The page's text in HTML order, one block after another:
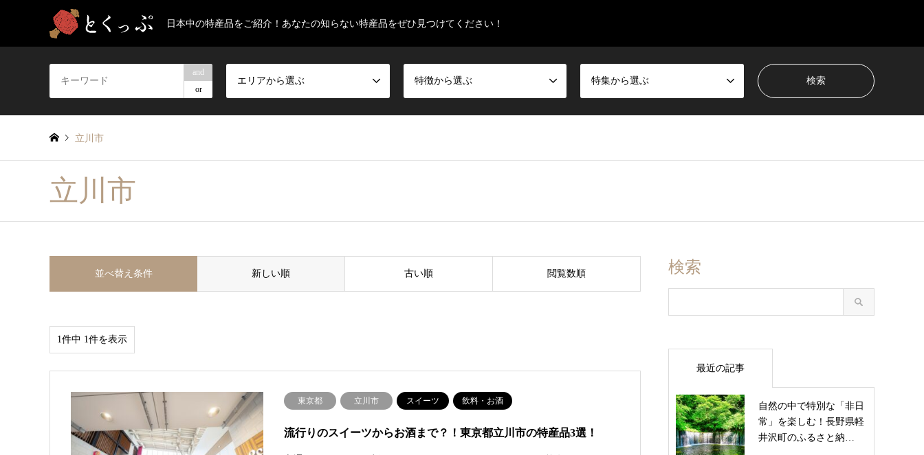
日本中の特産品をご紹介！あなたの知らない特産品をぜひ見つけてください！
and
or
エリアから選ぶ 特徴から選ぶ 特集から選ぶ
立川市
立川市
並べ替え条件 新しい順 古い順 閲覧数順
1件中 1件を表示
東京都 立川市 スイーツ 飲料・お酒
流行りのスイーツからお酒まで？！東京都立川市の特産品3選！
検索
最近の記事
自然の中で特別な「非日
常」を楽しむ！長野県軽
井沢町のふるさと納…